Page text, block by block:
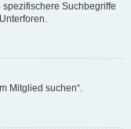
Suchbegriffe
Mitglied suchen“.